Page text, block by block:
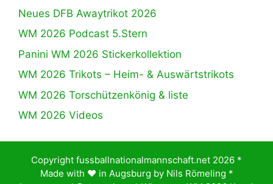
Neues DFB Awaytrikot 2026
WM 2026 Podcast 5.Stern
Panini WM 2026 Stickerkollektion
WM 2026 Trikots – Heim- & Auswärtstrikots
WM 2026 Torschützenkönig & liste
WM 2026 Videos
Copyright fussballnationalmannschaft.net 2026 *
Made with ♥️ in Augsburg by Nils Römeling *